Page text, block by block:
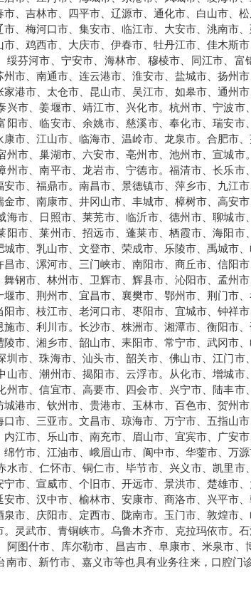
、吉林市、四平市、辽源市、通化市、白山市、
、梅河口市、集安市、临江市、大安市、洮南市
、鸡西市、大庆市、伊春市、牡丹江市、佳木斯
绥芬河市、宁安市、海林市、穆棱市、同江市、
市、南通市、连云港市、淮安市、盐城市、扬州
港市、太仓市、昆山市、吴江市、如皋市、通州
兴市、姜堰市、靖江市、兴化市。杭州市、宁波
阳市、临安市、余姚市、慈溪市、奉化市、瑞安
市、江山市、临海市、温岭市、龙泉市。合肥市
州市、巢湖市、六安市、亳州市、池州市、宣城
州市、南平市、龙岩市、宁德市。福清市、长乐
市、福鼎市。南昌市、景德镇市、萍乡市、九江
市、南康市、井冈山市、丰城市、樟树市、高安
海市、日照市、莱芜市、临沂市、德州市、聊城
阳市、莱州市、招远市、蓬莱市、栖霞市、海阳
市、乳山市、文登市、荣成市、乐陵市、禹城市
市、漯河市、三门峡市、南阳市、商丘市、信阳
钢市、林州市、卫辉市、辉县市、沁阳市、孟州
市、荆州市、宜昌市、襄樊市、鄂州市、荆门市
市、枝江市、老河口市、枣阳市、宜城市、钟祥
市、利川市。长沙市、株洲市、湘潭市、衡阳市
市、湘乡市、韶山市、耒阳市、常宁市、武冈市
圳市、珠海市、汕头市、韶关市、佛山市、江门
山市、潮州市、揭阳市、云浮市。从化市、增城
州市、信宜市、高要市、四会市、兴宁市、陆丰
港市、钦州市、贵港市、玉林市、百色市、贺州
市、三亚市。文昌市、琼海市、万宁市、五指山
江市、乐山市、南充市、眉山市、宜宾市、广安
竹市、江油市、峨眉山市、阆中市、华蓥市、万
水市、仁怀市、铜仁市、毕节市、兴义市、凯里
市、宣威市、个旧市、开远市、景洪市、楚雄市
市、汉中市、榆林市、安康市、商洛市、兴平市
市、庆阳市、定西市、陇南市。玉门市、敦煌市
灵武市、青铜峡市。乌鲁木齐市、克拉玛依市。
阿图什市、库尔勒市、昌吉市、阜康市、米泉市
南市、新竹市、嘉义市等也具有业务往来，口腔门